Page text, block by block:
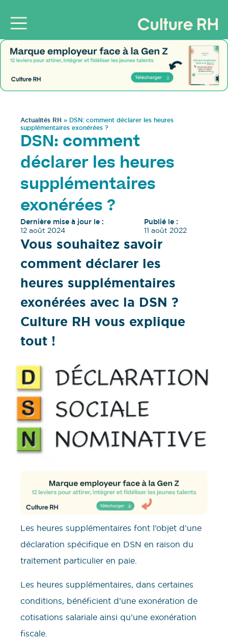
Actualités RH » DSN: comment déclarer les heures
supplémentaires exonérées ?
DSN: comment
déclarer les heures
supplémentaires
exonérées ?
Dernière mise à jour le :
12 août 2024
Publié le :
11 août 2022
Vous souhaitez savoir
comment déclarer les
heures supplémentaires
exonérées avec la DSN ?
Culture RH vous explique
tout !
Les heures supplémentaires font l’objet d’une
déclaration spécifique en DSN en raison du
traitement particulier en paie.
Les heures supplémentaires, dans certaines
conditions, bénéficient d’une exonération de
cotisations salariale ainsi qu’une exonération
fiscale.